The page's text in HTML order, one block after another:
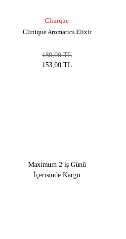
Clinique
Clinique Aromatics Elixir
180,00 TL
153,00 TL
Maximum 2 iş Günü
İçerisinde Kargo